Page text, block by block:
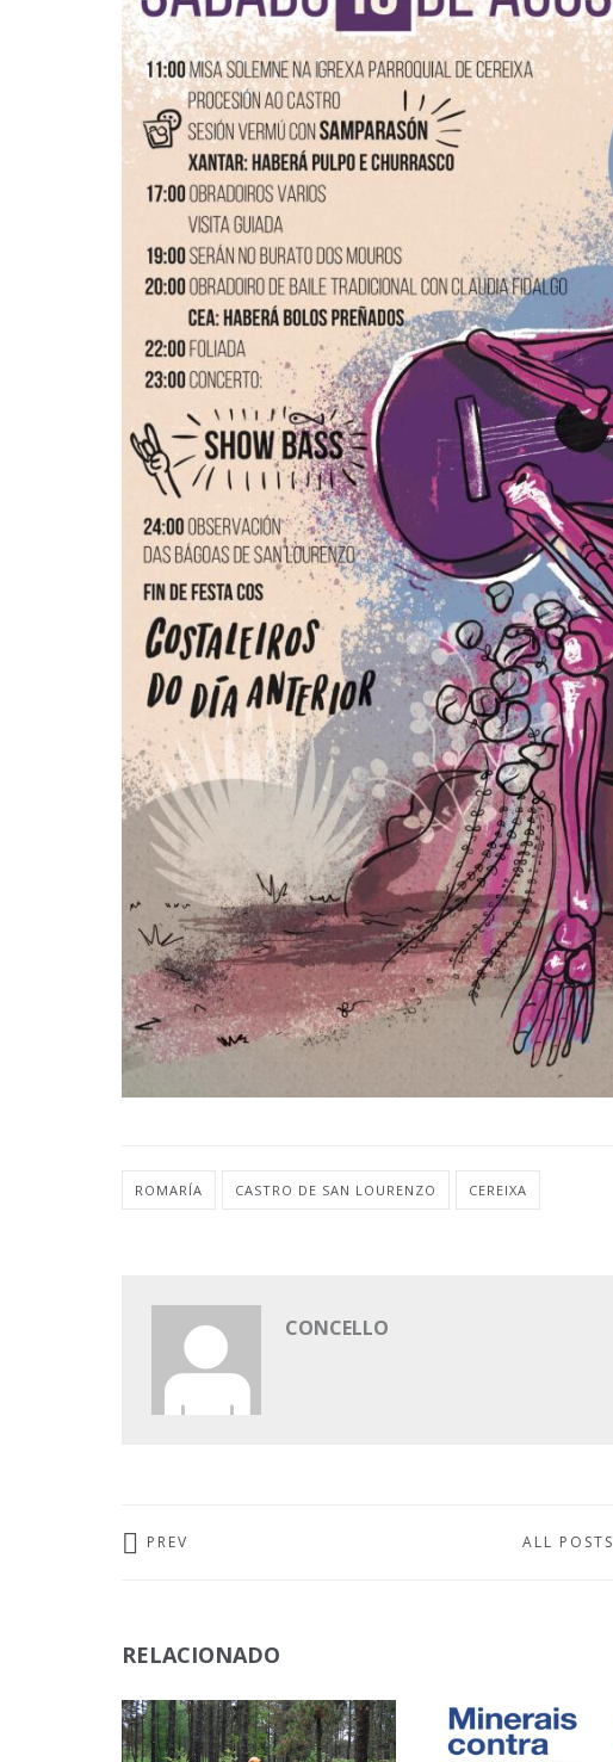
ROMARÍA CASTRO DE SAN LOURENZO CEREIXA
CONCELLO
PREV ALL POSTS
RELACIONADO